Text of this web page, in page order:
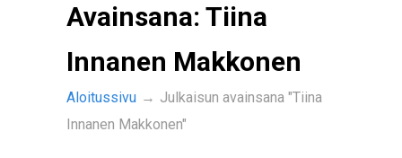
Avainsana: Tiina
Innanen Makkonen
Aloitussivu → Julkaisun avainsana "Tiina
Innanen Makkonen"